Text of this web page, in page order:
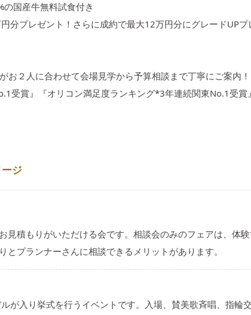
国産牛無料試食付き
分プレゼント！さらに成約で最大12万円分にグレードUPプ
お２人に合わせて会場見学から予算相談まで丁寧にご案内！
受賞』『オリコン満足度ランキング*3年連続関東No.1受賞
ジ
見積もりがいただける会です。相談会のみのフェアは、体
とプランナーさんに相談できるメリットがあります。
が入り挙式を行うイベントです。入場、賛美歌斉唱、指輪